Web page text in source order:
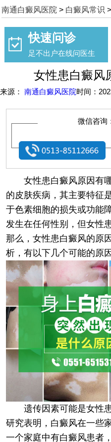
南通白癜风医院 > 白癜风常识 >
快速问诊
足不出户在线问医生
女性患白癜风
来源： 南通白癜风医院时间：
微信咨询
女性患白癜风原因有哪
的皮肤疾病，其主要特征
于色素细胞的损失或功能
发生在任何性别，但女性
那么，女性患白癜风的原
析，有以下几个可能的原因
遗传因素可能是女性患
研究表明，白癜风在一些
一个家庭中有白癜风患者